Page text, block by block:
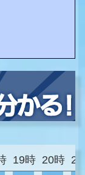
19時 20時